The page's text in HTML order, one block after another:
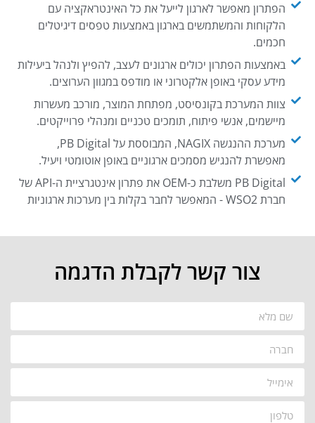
הפתרון מאפשר לארגון לייעל את כל האינטראקציה עם
הלקוחות והמשתמשים בארגון באמצעות טפסים דיגיטלים
חכמים.
באמצעות הפתרון יכולים ארגונים לעצב, להפיץ ולנהל ביעילות
מידע עסקי באופן אלקטרוני או מודפס במגוון הערוצים.
צוות המערכת בקונסיסט, מפתחת המוצר, מורכב מעשרות
מיישמים, אנשי פיתוח, תומכים טכניים ומנהלי פרוייקטים.
מערכת ההנגשה NAGIX, המבוססת על PB Digital,
מאפשרת להנגיש מסמכים ארגוניים באופן אוטומטי ויעיל.
PB Digital משלבת כ-OEM את פתרון אינטגרציית ה-API של
חברת WSO2 - המאפשר לחבר בקלות בין מערכות ארגוניות
צור קשר לקבלת הדגמה